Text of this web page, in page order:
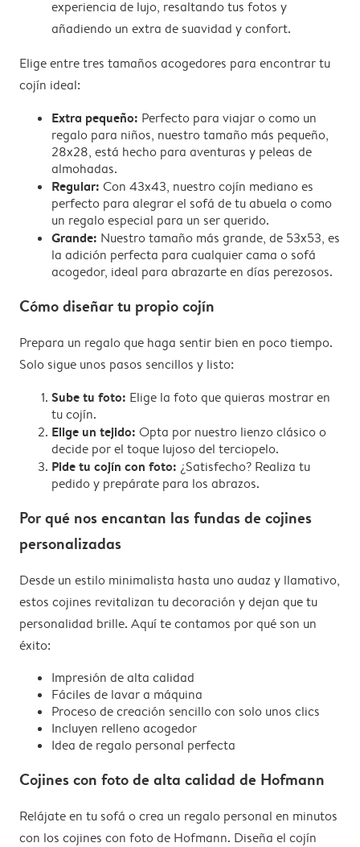
experiencia de lujo, resaltando tus fotos y
añadiendo un extra de suavidad y confort.
Elige entre tres tamaños acogedores para encontrar tu
cojín ideal:
Extra pequeño: Perfecto para viajar o como un
regalo para niños, nuestro tamaño más pequeño,
28x28, está hecho para aventuras y peleas de
almohadas.
Regular: Con 43x43, nuestro cojín mediano es
perfecto para alegrar el sofá de tu abuela o como
un regalo especial para un ser querido.
Grande: Nuestro tamaño más grande, de 53x53, es
la adición perfecta para cualquier cama o sofá
acogedor, ideal para abrazarte en días perezosos.
Cómo diseñar tu propio cojín
Prepara un regalo que haga sentir bien en poco tiempo.
Solo sigue unos pasos sencillos y listo:
Sube tu foto: Elige la foto que quieras mostrar en
tu cojín.
Elige un tejido: Opta por nuestro lienzo clásico o
decide por el toque lujoso del terciopelo.
Pide tu cojín con foto: ¿Satisfecho? Realiza tu
pedido y prepárate para los abrazos.
Por qué nos encantan las fundas de cojines
personalizadas
Desde un estilo minimalista hasta uno audaz y llamativo,
estos cojines revitalizan tu decoración y dejan que tu
personalidad brille. Aquí te contamos por qué son un
éxito:
Impresión de alta calidad
Fáciles de lavar a máquina
Proceso de creación sencillo con solo unos clics
Incluyen relleno acogedor
Idea de regalo personal perfecta
Cojines con foto de alta calidad de Hofmann
Relájate en tu sofá o crea un regalo personal en minutos
con los cojines con foto de Hofmann. Diseña el cojín